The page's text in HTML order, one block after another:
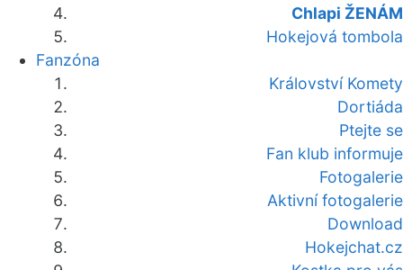
Chlapi ŽENÁM
Hokejová tombola
Fanzóna
Království Komety
Dortiáda
Ptejte se
Fan klub informuje
Fotogalerie
Aktivní fotogalerie
Download
Hokejchat.cz